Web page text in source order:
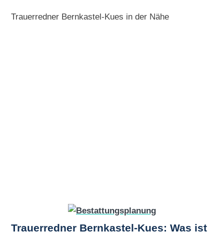
Trauerredner Bernkastel-Kues in der Nähe
Trauerredner Bernkastel-Kues: Was ist